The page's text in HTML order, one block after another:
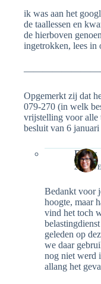
ik was aan het
de taallessen en
de hierboven
ingetrokken, lees in
Opgemerkt zij dat
079-270 (in welk
vrijstelling voor alle
besluit van 6
Emily
28
Bedankt voor
hoogte, maar
vind het toch
geleden op
we daar
nog niet werd
allang het